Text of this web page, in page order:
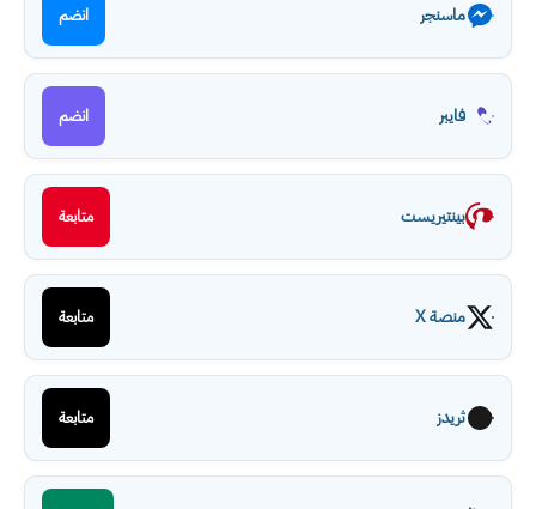
ماسنجر انضم
فايبر انضم
بينتيريست متابعة
منصة X متابعة
ثريدز متابعة